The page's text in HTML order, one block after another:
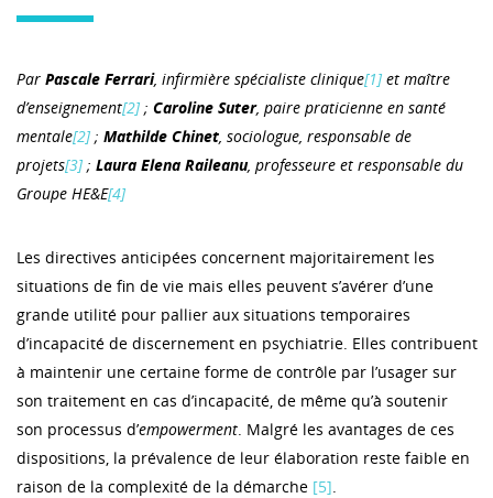
Par Pascale Ferrari, infirmière spécialiste clinique[1] et maître
d’enseignement[2] ; Caroline Suter, paire praticienne en santé
mentale[2] ; Mathilde Chinet, sociologue, responsable de
projets[3] ; Laura Elena Raileanu, professeure et responsable du
Groupe HE&E[4]
Les directives anticipées concernent majoritairement les
situations de fin de vie mais elles peuvent s’avérer d’une
grande utilité pour pallier aux situations temporaires
d’incapacité de discernement en psychiatrie. Elles contribuent
à maintenir une certaine forme de contrôle par l’usager sur
son traitement en cas d’incapacité, de même qu’à soutenir
son processus d’empowerment. Malgré les avantages de ces
dispositions, la prévalence de leur élaboration reste faible en
raison de la complexité de la démarche [5].